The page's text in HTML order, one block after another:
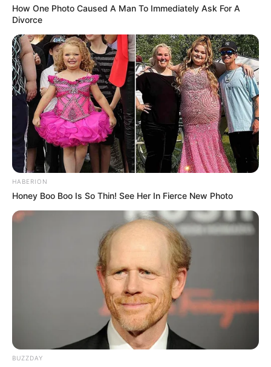
How One Photo Caused A Man To Immediately Ask For A
Divorce
HABERION
Honey Boo Boo Is So Thin! See Her In Fierce New Photo
BUZZDAY